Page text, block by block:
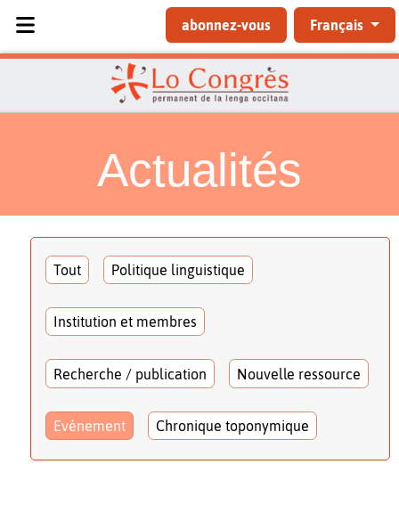
abonnez-vous Français
Actualités
Tout Politique linguistique
Institution et membres
Recherche / publication Nouvelle ressource
Evénement Chronique toponymique